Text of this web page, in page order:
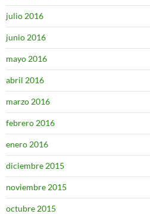
julio 2016
junio 2016
mayo 2016
abril 2016
marzo 2016
febrero 2016
enero 2016
diciembre 2015
noviembre 2015
octubre 2015